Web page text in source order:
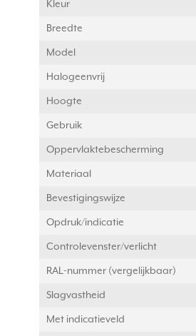
Kleur
Breedte
Model
Halogeenvrij
Hoogte
Gebruik
Oppervlaktebescherming
Materiaal
Bevestigingswijze
Opdruk/indicatie
Controlevenster/verlicht
RAL-nummer (vergelijkbaar)
Slagvastheid
Met indicatieveld